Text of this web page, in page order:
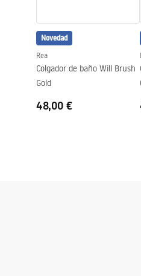
Novedad
Rea
Colgador de baño Will Brush
Gold
48,00 €